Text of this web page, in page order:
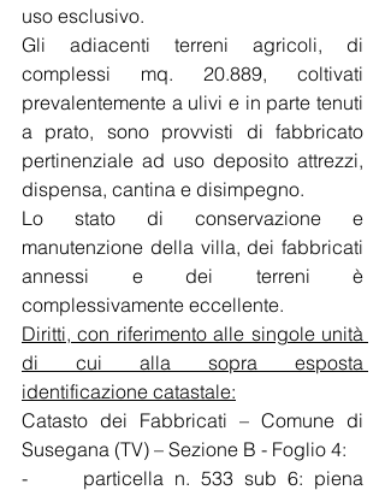
uso esclusivo.
Gli adiacenti terreni agricoli, di
complessi mq. 20.889, coltivati
prevalentemente a ulivi e in parte tenuti
a prato, sono provvisti di fabbricato
pertinenziale ad uso deposito attrezzi,
dispensa, cantina e disimpegno.
Lo stato di conservazione e
manutenzione della villa, dei fabbricati
annessi e dei terreni è
complessivamente eccellente.
Diritti, con riferimento alle singole unità
di cui alla sopra esposta
identificazione catastale:
Catasto dei Fabbricati – Comune di
Susegana (TV) – Sezione B - Foglio 4:
-     particella n. 533 sub 6: piena